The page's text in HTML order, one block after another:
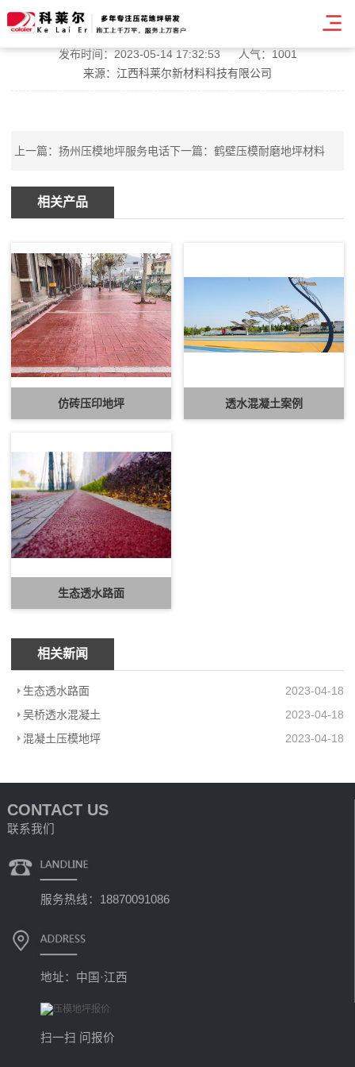
朝霞街道艺术压模地坪
发布时间：2023-05-14 17:32:53
人气：1001
来源：江西科莱尔新材料科技有限公司
上一篇：扬州压模地坪服务电话下一篇：鹤壁压模耐磨地坪材料
相关产品
仿砖压印地坪 透水混凝土案例
生态透水路面
相关新闻
生态透水路面
2023-04-18
吴桥透水混凝土
2023-04-18
混凝土压模地坪
2023-04-18
CONTACT US
联系我们
服务热线：18870091086
地址：中国·江西
扫一扫 问报价